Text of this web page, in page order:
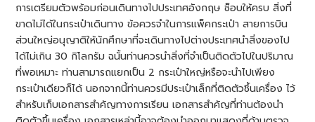
การเตรียมตัวพร้อมก่อนเดินทางไปประเทศอังกฤษ ช็อบให้ครบ สิ่งที่
ขาดไม่ได้ในกระเป๋าเดินทาง ข้อควรจำในการแพ็คกระเป๋า สายการบิน
ส่วนใหญ่อนุญาติให้นักศึกษาที่จะเดินทางไปต่างประเทศนำสิ่งของไป
ได้ไม่เกิน 30 กิโลกรัม ฉนั้นท่านควรนำสิ่งที่จำเป็นติดตัวไปในปริมาณ
ที่พอเหมาะ ท่านสามารถแยกเป็น 2 กระเป๋าใหญ่หรือจะนำไปเพียง
กระเป๋าเดียวก็ได้ นอกจากนี้ท่านควรมีประเป๋าเล็กที่ติดตัวชึ้นเครื่อง ไว้
สำหรับเก็บเอกสารสำคัญทางการเรียน เอกสารสำคัญที่ท่านต้องนำ